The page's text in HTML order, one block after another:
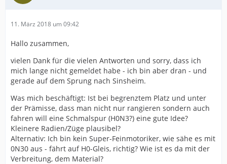
11. März 2018 um 09:42
Hallo zusammen,
vielen Dank für die vielen Antworten und sorry, dass ich
mich lange nicht gemeldet habe - ich bin aber dran - und
gerade auf dem Sprung nach Sinsheim.
Was mich beschäftigt: Ist bei begrenztem Platz und unter
der Prämisse, dass man nicht nur rangieren sondern auch
fahren will eine Schmalspur (H0N3?) eine gute Idee?
Kleinere Radien/Züge plausibel?
Alternativ: Ich bin kein Super-Feinmotoriker, wie sähe es mit
0N30 aus - fährt auf H0-Gleis, richtig? Wie ist es da mit der
Verbreitung, dem Material?